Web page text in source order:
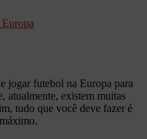
jogar futebol na Europa para
atualmente, existem muitas
tudo que você deve fazer é